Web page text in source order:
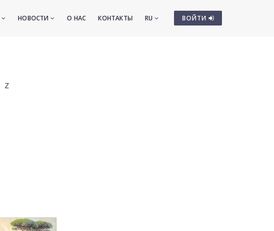
ВОЙТИ
НОВОСТИ О НАС КОНТАКТЫ RU
Z